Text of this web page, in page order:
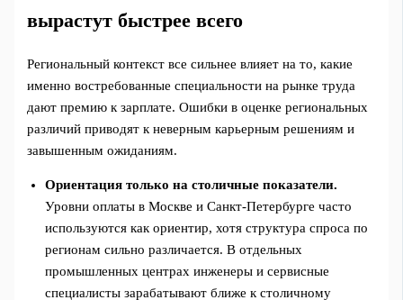
вырастут быстрее всего
Региональный контекст все сильнее влияет на то, какие
именно востребованные специальности на рынке труда
дают премию к зарплате. Ошибки в оценке региональных
различий приводят к неверным карьерным решениям и
завышенным ожиданиям.
Ориентация только на столичные показатели.
Уровни оплаты в Москве и Санкт-Петербурге часто
используются как ориентир, хотя структура спроса по
регионам сильно различается. В отдельных
промышленных центрах инженеры и сервисные
специалисты зарабатывают ближе к столичному